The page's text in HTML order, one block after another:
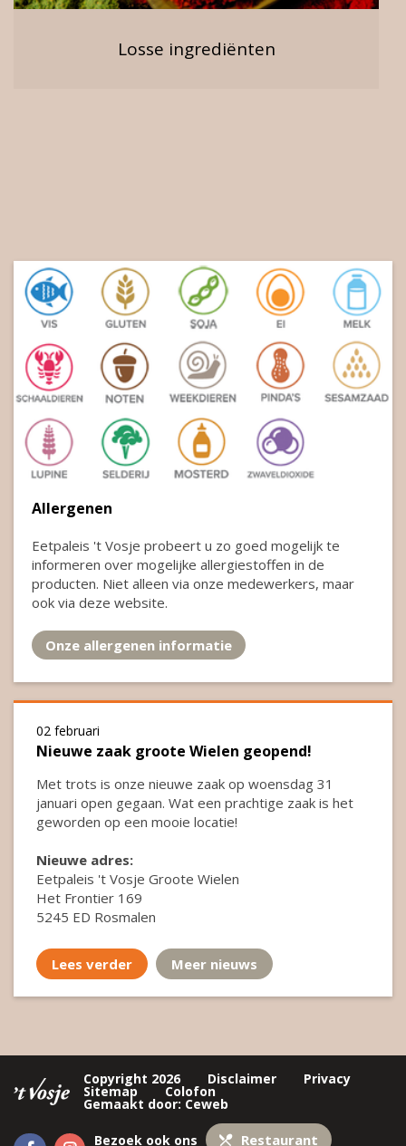
Losse ingrediënten
Allergenen
Eetpaleis 't Vosje probeert u zo goed mogelijk te
informeren over mogelijke allergiestoffen in de
producten. Niet alleen via onze medewerkers, maar
ook via deze website.
Onze allergenen informatie
02 februari
Nieuwe zaak groote Wielen geopend!
Met trots is onze nieuwe zaak op woensdag 31
januari open gegaan. Wat een prachtige zaak is het
geworden op een mooie locatie!
Nieuwe adres:
Eetpaleis 't Vosje Groote Wielen
Het Frontier 169
5245 ED Rosmalen
Lees verder Meer nieuws
Copyright 2026 Disclaimer Privacy
Sitemap Colofon
Gemaakt door: Ceweb
Bezoek ook ons Restaurant